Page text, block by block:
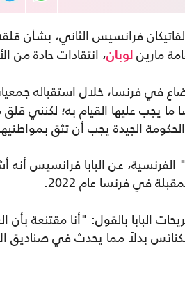
الفاتيكان فرانسيس الثاني،
مارين لوبان، انتقادات حادة من
في فرنسا، خلال استقباله
ما يجب عليها القيام به؛ لكنني
الجيدة يجب أن تثق
عن البابا فرانسيس أنه
في فرنسا عام 2022.
البابا بالقول: "أنا مقتنعة
بدلاً مما يحدث في صناديق